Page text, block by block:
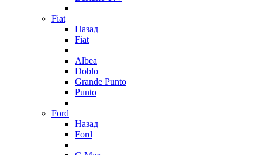
Fiat
Назад
Fiat
Albea
Doblo
Grande Punto
Punto
Ford
Назад
Ford